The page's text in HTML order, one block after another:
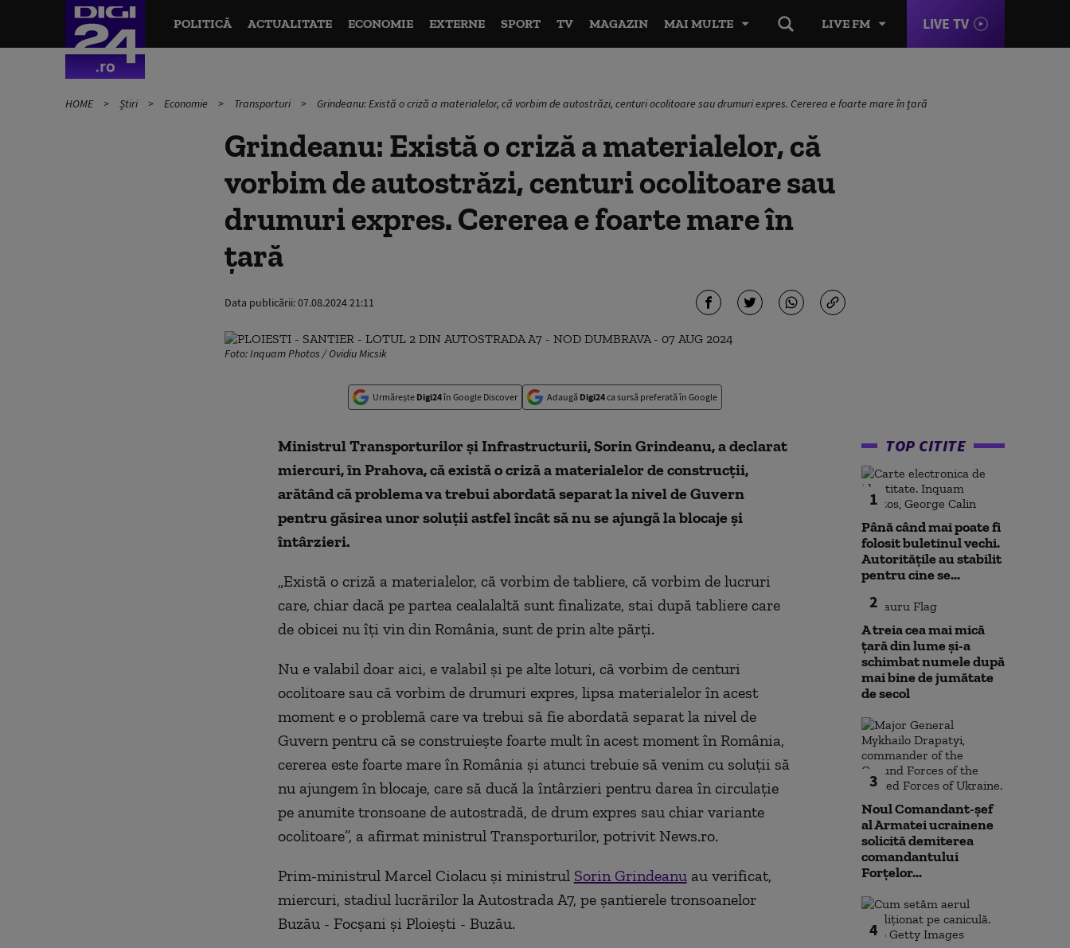
LIVE FM LIVE TV
POLITICĂ ACTUALITATE ECONOMIE EXTERNE SPORT TV MAGAZIN MAI MULTE
HOME Știri Economie Transporturi Grindeanu: Există o criză a materialelor, că vorbim de autostrăzi, centuri ocolitoare sau drumuri expres. Cererea e foarte mare în țară
Grindeanu: Există o criză a materialelor, că
vorbim de autostrăzi, centuri ocolitoare sau
drumuri expres. Cererea e foarte mare în
țară
Data publicării:07.08.2024 21:11
Foto: Inquam Photos / Ovidiu Micsik
Urmărește Digi24în Google Discover Adaugă Digi24ca sursă preferată în Google
Ministrul Transporturilor şi Infrastructurii, Sorin Grindeanu, a declarat
miercuri, în Prahova, că există o criză a materialelor de construcţii,
arătând că problema va trebui abordată separat la nivel de Guvern
pentru găsirea unor soluţii astfel încât să nu se ajungă la blocaje şi
întârzieri.
„Există o criză a materialelor, că vorbim de tabliere, că vorbim de lucruri
care, chiar dacă pe partea cealalaltă sunt finalizate, stai după tabliere care
de obicei nu îţi vin din România, sunt de prin alte părţi.
Nu e valabil doar aici, e valabil şi pe alte loturi, că vorbim de centuri
ocolitoare sau că vorbim de drumuri expres, lipsa materialelor în acest
moment e o problemă care va trebui să fie abordată separat la nivel de
Guvern pentru că se construieşte foarte mult în acest moment în România,
cererea este foarte mare în România şi atunci trebuie să venim cu soluţii să
nu ajungem în blocaje, care să ducă la întârzieri pentru darea în circulaţie
pe anumite tronsoane de autostradă, de drum expres sau chiar variante
ocolitoare”, a afirmat ministrul Transporturilor, potrivit News.ro.
Prim-ministrul Marcel Ciolacu şi ministrul Sorin Grindeanuau verificat,
miercuri, stadiul lucrărilor la Autostrada A7, pe şantierele tronsoanelor
Buzău - Focşani şi Ploieşti - Buzău.
TOP CITITE
1
Până când mai poate fi
folosit buletinul vechi.
Autoritățile au stabilit
pentru cine se...
2
A treia cea mai mică
țară din lume și-a
schimbat numele după
mai bine de jumătate
de secol
3
Noul Comandant-șef
al Armatei ucrainene
solicită demiterea
comandantului
Forțelor...
4